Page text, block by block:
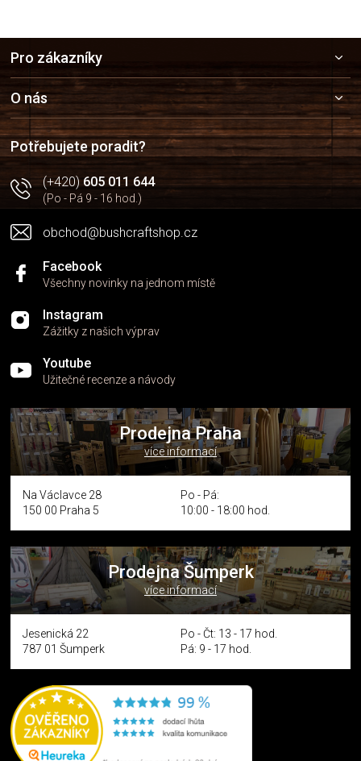
a
t
í
Pro zákazníky
O nás
Potřebujete poradit?
(+420)605 011 644
(Po - Pá 9 - 16 hod.)
obchod@bushcraftshop.cz
Facebook
Všechny novinky na jednom místě
Instagram
Zážitky z našich výprav
Youtube
Užitečné recenze a návody
Prodejna Praha
více informací
Na Václavce 28
150 00 Praha 5
Po - Pá:
10:00 - 18:00 hod.
Prodejna Šumperk
více informací
Jesenická 22
787 01 Šumperk
Po - Čt: 13 - 17 hod.
Pá: 9 - 17 hod.